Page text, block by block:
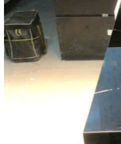
Đá Lát Nền
Đá Cầu Thang
Đá Cầu Thang
Đá Bàn Bếp
Đá Bàn Bếp
Đá Lát Nền
Đá Bàn Bếp Cao Cấp
Đá Ốp Mặt Tiền
Đá Ốp Cột